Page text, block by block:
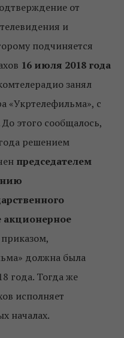
от
и
подчиняется
16 июля 2018 года
занял
«Укртелефильма», с
этого сообщалось,
решением
председателем
акционерное
приказом,
должна была
года. Тогда же
исполняет
началах.